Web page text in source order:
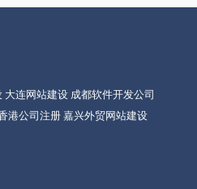
大连网站建设 成都软件开发公司
港公司注册嘉兴外贸网站建设